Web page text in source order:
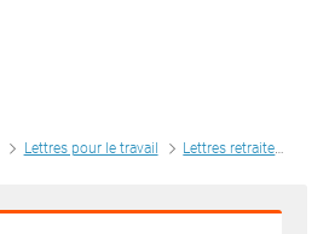
Lettres pour le travail Lettres retraite